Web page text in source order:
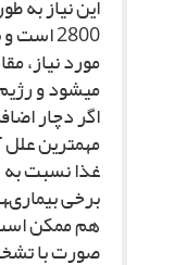
2800
مورد نیاز،
مى‏شود و
اگر دچار
مهم‏ترین علل
غذا نسبت
برخى
هم ممکن
صورت با